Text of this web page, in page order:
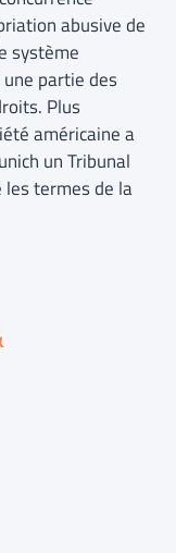
abusive de
système
partie des
Plus
américaine a
un Tribunal
termes de la